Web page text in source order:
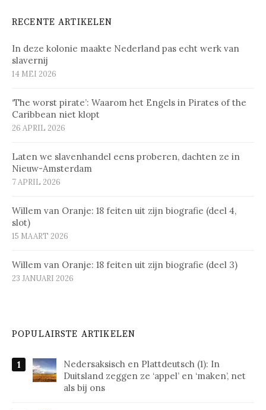
RECENTE ARTIKELEN
In deze kolonie maakte Nederland pas echt werk van
slavernij
14 MEI 2026
‘The worst pirate’: Waarom het Engels in Pirates of the
Caribbean niet klopt
26 APRIL 2026
Laten we slavenhandel eens proberen, dachten ze in
Nieuw-Amsterdam
7 APRIL 2026
Willem van Oranje: 18 feiten uit zijn biografie (deel 4,
slot)
15 MAART 2026
Willem van Oranje: 18 feiten uit zijn biografie (deel 3)
23 JANUARI 2026
POPULAIRSTE ARTIKELEN
Nedersaksisch en Plattdeutsch (1): In
Duitsland zeggen ze ‘appel’ en ‘maken’, net
als bij ons